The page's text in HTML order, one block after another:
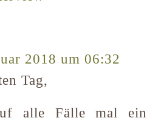
2018 um 06:32
Tag,
alle Fälle mal